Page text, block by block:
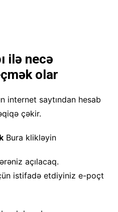
ilə necə
olar
internet saytından hesab
çəkir.
Bura klikləyin
açılacaq.
istifadə etdiyiniz e-poçt